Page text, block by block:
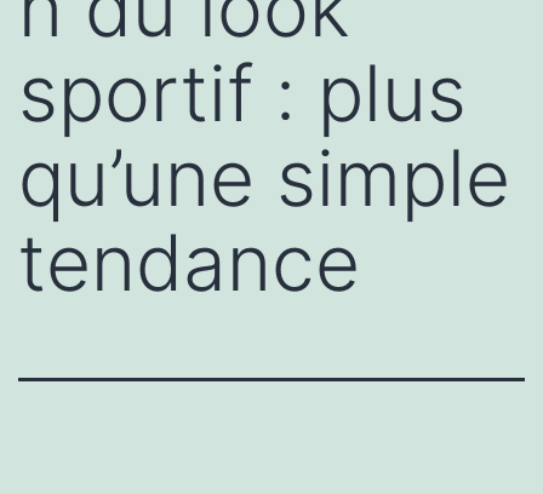
sportif : plus
qu’une simple
tendance